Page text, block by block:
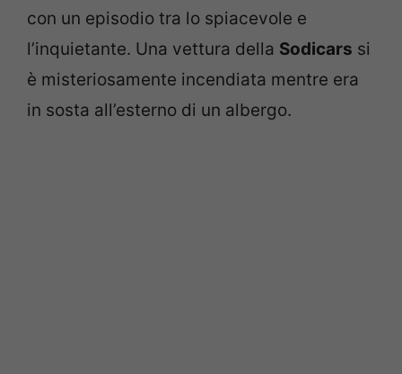
con un episodio tra lo spiacevole e
l’inquietante. Una vettura della Sodicars si
è misteriosamente incendiata mentre era
in sosta all’esterno di un albergo.